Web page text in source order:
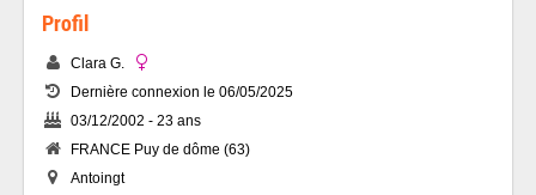
Profil
Clara G.
Dernière connexion le 06/05/2025
03/12/2002 - 23 ans
FRANCE Puy de dôme (63)
Antoingt